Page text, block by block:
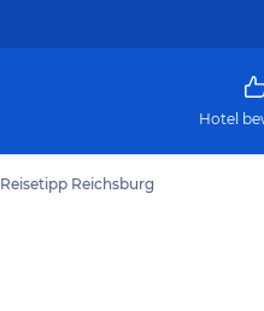
Hotel
Reisetipp Reichsburg